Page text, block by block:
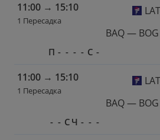
11:00 → 15:10
1 Пересадка
BAQ — BOG
П - - - - С -
11:00 → 15:10
1 Пересадка
BAQ — BOG
- - С Ч - - -